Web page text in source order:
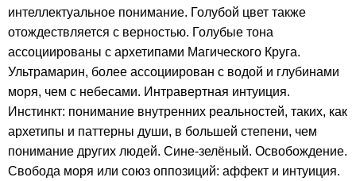
интеллектуальное понимание. Голубой цвет также
отождествляется с верностью. Голубые тона
ассоциированы с архетипами Магического Круга.
Ультрамарин, более ассоциирован с водой и глубинами
моря, чем с небесами. Интравертная интуиция.
Инстинкт: понимание внутренних реальностей, таких, как
архетипы и паттерны души, в большей степени, чем
понимание других людей. Сине-зелёный. Освобождение.
Свобода моря или союз оппозиций: аффект и интуиция.